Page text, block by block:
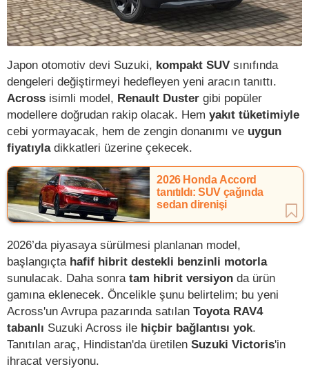
Japon otomotiv devi Suzuki, kompakt SUV sınıfında
dengeleri değiştirmeyi hedefleyen yeni aracın tanıttı.
Across isimli model, Renault Duster gibi popüler
modellere doğrudan rakip olacak. Hem yakıt tüketimiyle
cebi yormayacak, hem de zengin donanımı ve uygun
fiyatıyladikkatleri üzerine çekecek.
2026 Honda Accord
tanıtıldı: SUV çağında
sedan direnişi
2026’da piyasaya sürülmesi planlanan model,
başlangıçta hafif hibrit destekli benzinli motorla
sunulacak. Daha sonra tam hibrit versiyon da ürün
gamına eklenecek. Öncelikle şunu belirtelim; bu yeni
Across'un Avrupa pazarında satılan Toyota RAV4
tabanlı Suzuki Across ile hiçbir bağlantısı yok.
Tanıtılan araç, Hindistan'da üretilen Suzuki Victoris'in
ihracat versiyonu.